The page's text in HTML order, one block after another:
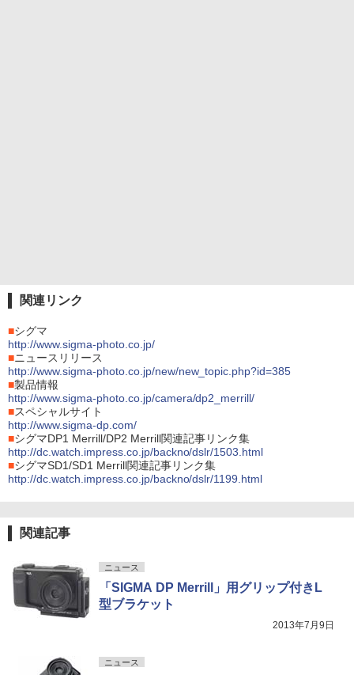
関連リンク
■シグマ
http://www.sigma-photo.co.jp/
■ニュースリリース
http://www.sigma-photo.co.jp/new/new_topic.php?id=385
■製品情報
http://www.sigma-photo.co.jp/camera/dp2_merrill/
■スペシャルサイト
http://www.sigma-dp.com/
■シグマDP1 Merrill/DP2 Merrill関連記事リンク集
http://dc.watch.impress.co.jp/backno/dslr/1503.html
■シグマSD1/SD1 Merrill関連記事リンク集
http://dc.watch.impress.co.jp/backno/dslr/1199.html
関連記事
ニュース
「SIGMA DP Merrill」用グリップ付きL
型ブラケット
2013年7月9日
ニュース